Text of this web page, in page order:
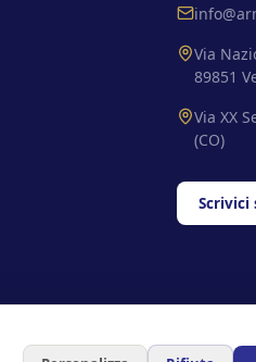
Via
89851
Via XX
(CO)
Scrivici